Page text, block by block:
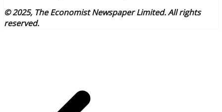
© 2025, The Economist Newspaper Limited. All rights
reserved.